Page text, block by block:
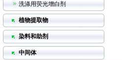
洗涤用荧光增白剂
植物提取物
染料和助剂
中间体